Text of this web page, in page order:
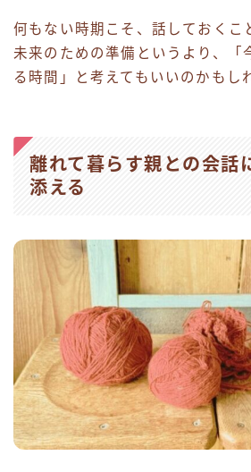
何もない時期こそ、話しておくこ
未来のための準備というより、「
る時間」と考えてもいいのかもし
離れて暮らす親との会話
添える